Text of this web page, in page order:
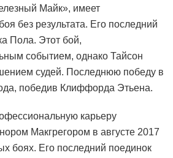
Майк», имеет
без результата. Его последний
Пола. Этот бой,
событием, однако Тайсон
судей. Последнюю победу в
победив Клиффорда Этьена.
карьеру
Макгрегором в августе 2017
боях. Его последний поединок